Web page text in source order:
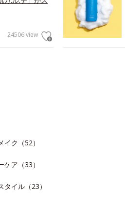
24506 view
イク（52）
ケア（33）
タイル（23）